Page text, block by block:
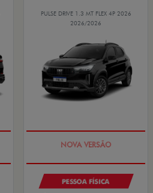
PULSE DRIVE 1.3 MT FLEX 4P 2026
2026/2026
PESSOA FÍSICA